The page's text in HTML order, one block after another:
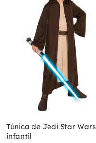
Túnica de Jedi Star Wars
infantil